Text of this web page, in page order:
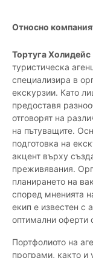
Относно
Тортуга Холидейс
туристическа
специализира в
екскурзии. Като
предоставя
отговорят на
на пътуващите.
подготовка на
акцент върху
преживявания.
планирането на
според мненията
екип е известен с
оптимални оферти
Портфолиото на
програми, както и